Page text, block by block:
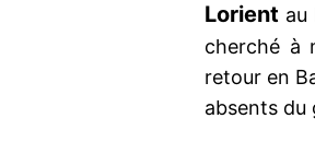
Lorient au
cherché à
retour en
absents du